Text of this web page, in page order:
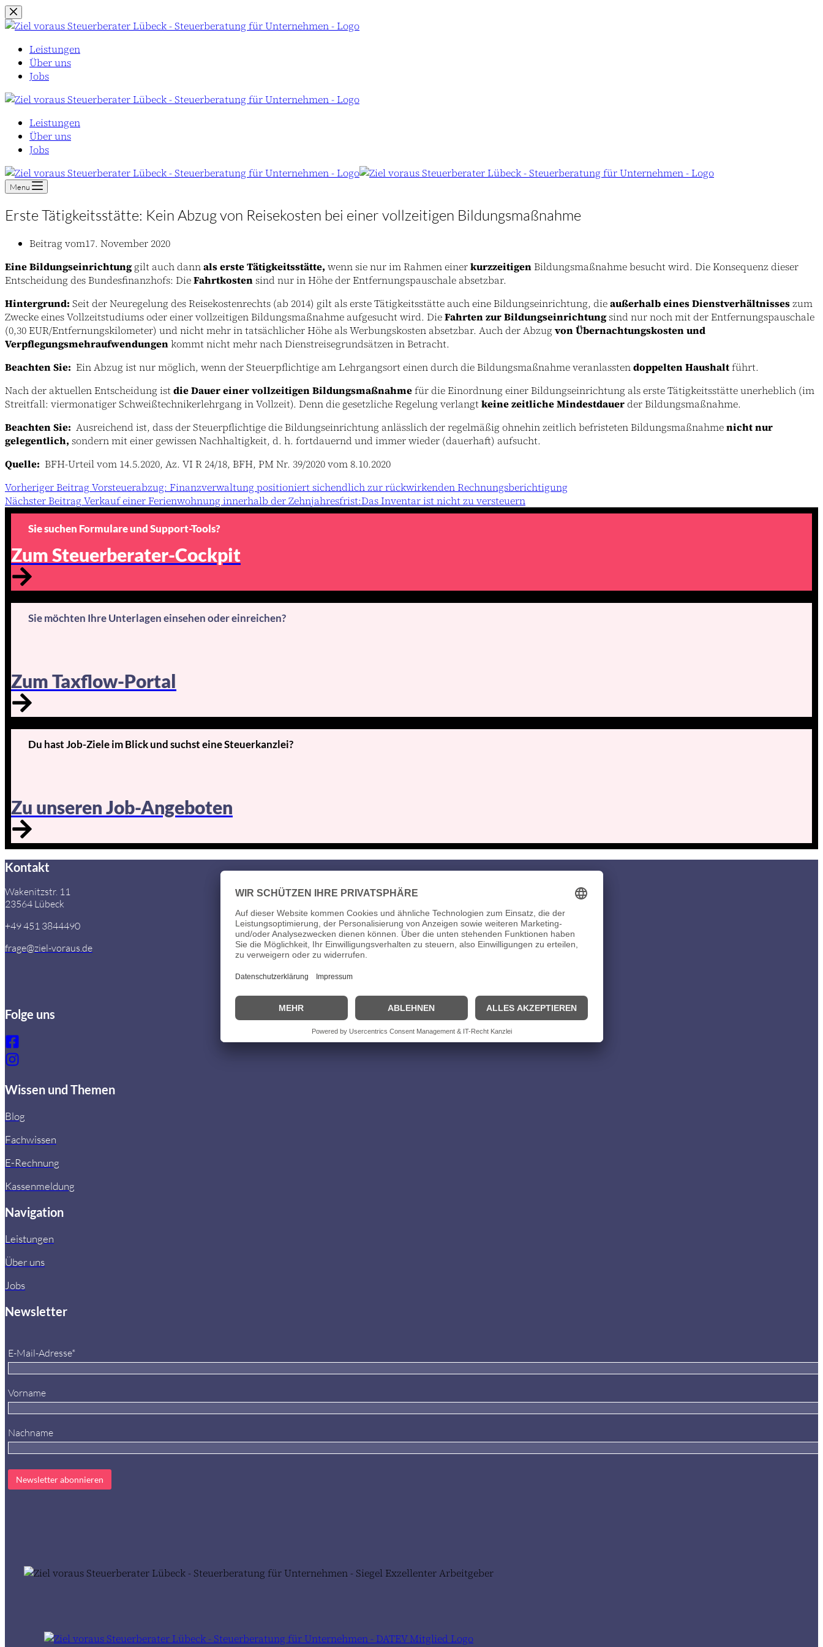
Zum
Inhalt
Leistungen
Über uns
Jobs
Leistungen
Über uns
Jobs
Menu
Erste Tätigkeitsstätte: Kein Abzug von Reisekosten bei einer vollzeitigen Bildungsmaßnahme
Beitrag vom17. November 2020
Eine Bildungseinrichtunggilt auch dannals erste Tätigkeitsstätte, wenn sie nur im Rahmen einerkurzzeitigenBildungsmaßnahme besucht wird. Die Konsequenz dieser
Entscheidung des Bundesfinanzhofs: DieFahrtkostensind nur in Höhe der Entfernungspauschale absetzbar.
Hintergrund: Seit der Neuregelung des Reisekostenrechts (ab 2014) gilt als erste Tätigkeitsstätte auch eine Bildungseinrichtung, dieaußerhalb eines Dienstverhältnisseszum
Zwecke eines Vollzeitstudiums oder einer vollzeitigen Bildungsmaßnahme aufgesucht wird. DieFahrten zur Bildungseinrichtungsind nur noch mit der Entfernungspauschale
(0,30 EUR/Entfernungskilometer) und nicht mehr in tatsächlicher Höhe als Werbungskosten absetzbar. Auch der Abzugvon Übernachtungskosten und
Verpflegungsmehraufwendungenkommt nicht mehr nach Dienstreisegrundsätzen in Betracht.
Beachten Sie: Ein Abzug ist nur möglich, wenn der Steuerpflichtige am Lehrgangsort einen durch die Bildungsmaßnahme veranlasstendoppelten Haushaltführt.
Nach der aktuellen Entscheidung istdie Dauer einer vollzeitigen Bildungsmaßnahmefür die Einordnung einer Bildungseinrichtung als erste Tätigkeitsstätte unerheblich (im
Streitfall: viermonatiger Schweißtechnikerlehrgang in Vollzeit). Denn die gesetzliche Regelung verlangtkeine zeitliche Mindestdauer der Bildungsmaßnahme.
Beachten Sie: Ausreichend ist, dass der Steuerpflichtige die Bildungseinrichtung anlässlich der regelmäßig ohnehin zeitlich befristeten Bildungsmaßnahmenicht nur
gelegentlich, sondern mit einer gewissen Nachhaltigkeit, d. h. fortdauernd und immer wieder (dauerhaft) aufsucht.
Quelle: BFH-Urteil vom 14.5.2020, Az. VI R 24/18, BFH, PM Nr. 39/2020 vom 8.10.2020
VorherigerBeitragVorsteuerabzug: Finanzverwaltung positioniert sichendlich zur rückwirkenden Rechnungsberichtigung
NächsterBeitragVerkauf einer Ferienwohnung innerhalb der Zehnjahresfrist:Das Inventar ist nicht zu versteuern
Sie suchen Formulare und Support-Tools?
Zum Steuerberater-Cockpit
Sie möchten Ihre Unterlagen einsehen oder einreichen?
Zum Taxflow-Portal
Du hast Job-Ziele im Blick und suchst eine Steuerkanzlei?
Zu unseren Job-Angeboten
Kontakt
Wakenitzstr. 11
23564 Lübeck
+49 451 3844490
frage@ziel-voraus.de
Folge uns
Wissen und Themen
Blog
Fachwissen
E-Rechnung
Kassenmeldung
Navigation
Leistungen
Über uns
Jobs
Newsletter
E-Mail-Adresse*
Vorname
Nachname